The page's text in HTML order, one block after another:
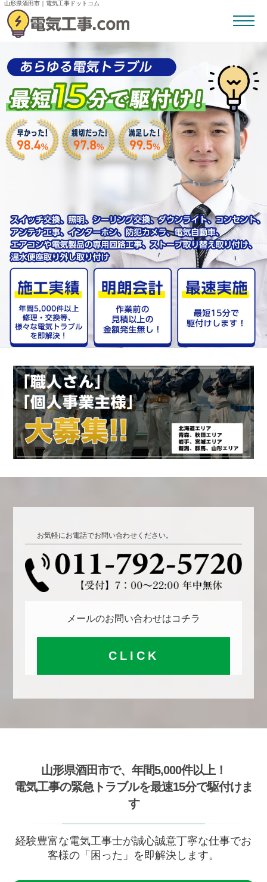
山形県酒田市｜電気工事ドットコム
お気軽にお電話でお問い合わせください。
メールのお問い合わせはコチラ
CLICK
山形県酒田市で、年間5,000件以上！
電気工事の緊急トラブルを最速15分で駆付けま
す
経験豊富な電気工事士が誠心誠意丁寧な仕事でお
客様の「困った」を即解決します。